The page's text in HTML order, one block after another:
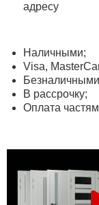
адресу
Наличными;
Visa,
В рассрочку;
Оплата